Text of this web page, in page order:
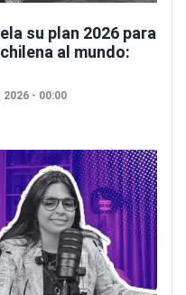
su plan 2026 para
al mundo:
2026 - 00:00